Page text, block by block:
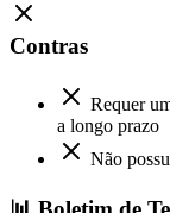
Contras
Requer
a longo prazo
Não